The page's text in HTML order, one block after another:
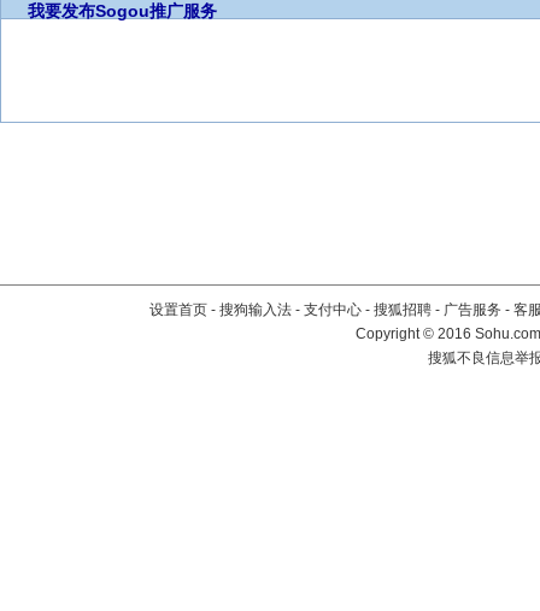
我要发布Sogou推广服务
设置首页 - 搜狗输入法 - 支付中心 - 搜狐招聘 - 广告服务 - 客
Copyright©2016
搜狐不良信息举